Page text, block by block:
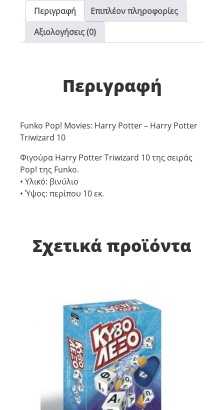
Περιγραφή
Επιπλέον πληροφορίες
Αξιολογήσεις (0)
Περιγραφή
Funko Pop! Movies: Harry Potter – Harry Potter
Triwizard 10
Φιγούρα Harry Potter Triwizard 10 της σειράς
Pop! της Funko.
• Υλικό: βινύλιο
• Ύψος: περίπου 10 εκ.
Σχετικά προϊόντα